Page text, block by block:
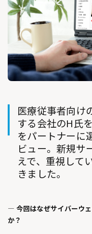
医療従事者向け
する会社のH氏
をパートナーに
ビュー。新規サ
えで、重視して
きました。
— 今回はなぜサイバーウ
か？